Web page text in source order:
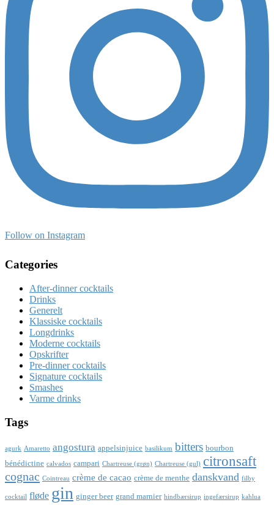
Follow on Instagram
Categories
After-dinner cocktails
Drinks
Generelt
Klassiske cocktails
Longdrinks
Moderne cocktails
Opskrifter
Pre-dinner cocktails
Signature cocktails
Smashes
Varme drinks
Tags
agurk Amaretto angostura appelsinjuice basilikum bitters bourbon
bénédictine calvados campari Chartreuse (grøn) Chartreuse (gul) citronsaft
cognac Cointreau crème de cacao crème de menthe danskvand filby
cocktail fløde gin ginger beer grand marnier hindbærsirup ingefærsirup kahlua